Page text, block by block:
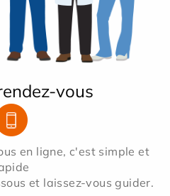
vous
en ligne, c'est simple et
et laissez-vous guider.